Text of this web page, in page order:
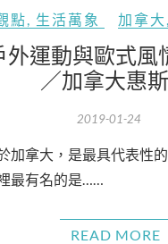
點, 生活萬象 加拿大 ,
外運動與歐式風
／加拿大惠
2019-01-24
加拿大，是最具代表性
最有名的是……
READ MORE